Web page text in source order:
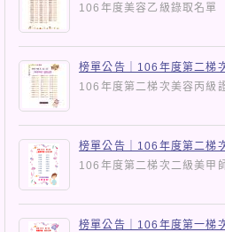
106年度美容乙級錄取名
榜單公告｜106年度第二梯
106年度第二梯次美容丙
榜單公告｜106年度第二梯
106年度第二梯次二級美
榜單公告｜106年度第一梯